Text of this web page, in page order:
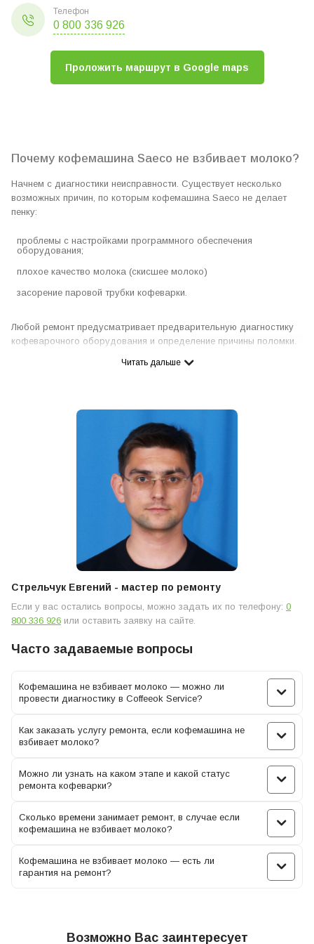
Телефон
0 800 336 926
Проложить маршрут в Google maps
Почему кофемашина Saeco не взбивает молоко?
Начнем с диагностики неисправности. Существует несколько
возможных причин, по которым кофемашина Saeco не делает
пенку:
проблемы с настройками программного обеспечения
оборудования;
плохое качество молока (скисшее молоко)
засорение паровой трубки кофеварки.
Любой ремонт предусматривает предварительную диагностику
кофеварочного оборудования и определение причины поломки.
правильно настроен, а молоко хорошее. Если это не помогло,
самостоятельно провести техническое обслуживание
кофемашины Saeco, или стоит обратиться в профессиональный
сервис Coffeeok Service для ремонта.
Что делать, если кофемашина Саеко не
Если ваша кофемашина Saeco не взбивает молоко, техники
рекомендуют предпринять следующие шаги:
молока в кофейном аппарате правильно установлены.
Проверьте температуру, интенсивность и другие параметры,
предпочтениям.
Используйте качественное молоко. Попробуйте использовать
содержанием жира. Это очень важно для получения густой,
текстурной пенки.
наличие засорений или отложений. Очистите трубку в
Читать дальше
Часто задаваемые вопросы
Кофемашина не взбивает молоко — можно ли
провести диагностику в Coffeeok Service?
Как заказать услугу ремонта, если кофемашина не
взбивает молоко?
Можно ли узнать на каком этапе и какой статус
ремонта кофеварки?
Сколько времени занимает ремонт, в случае если
кофемашина не взбивает молоко?
Кофемашина не взбивает молоко — есть ли
гарантия на ремонт?
Стрельчук Евгений - мастер по ремонту
Если у вас остались вопросы, можно задать их по телефону: 0
800 336 926 или оставить заявку на сайте.
Возможно Вас заинтересует